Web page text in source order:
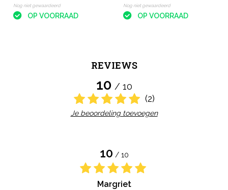
Nog niet gewaardeerd
OP VOORRAAD
Nog niet gewaardeerd
OP VOORRAAD
REVIEWS
10 / 10
(2)
Je beoordeling toevoegen
10 / 10
Margriet